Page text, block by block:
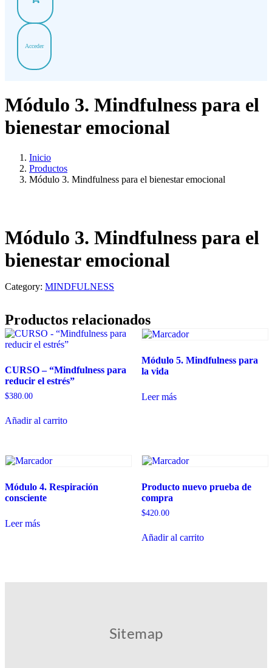
Acceder
Módulo 3. Mindfulness para el
bienestar emocional
Inicio
Productos
Módulo 3. Mindfulness para el bienestar emocional
Módulo 3. Mindfulness para el
bienestar emocional
Category: MINDFULNESS
Productos relacionados
CURSO – “Mindfulness para
reducir el estrés”
$380.00
Añadir al carrito
Módulo 5. Mindfulness para
la vida
Leer más
Módulo 4. Respiración
consciente
Leer más
Producto nuevo prueba de
compra
$420.00
Añadir al carrito
Sitemap